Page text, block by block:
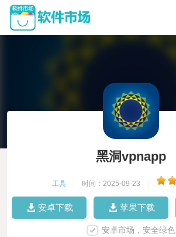
黑洞vpnapp
工具 时间：2025-09-23
安卓下载 苹果下载
安卓市场，安全绿色